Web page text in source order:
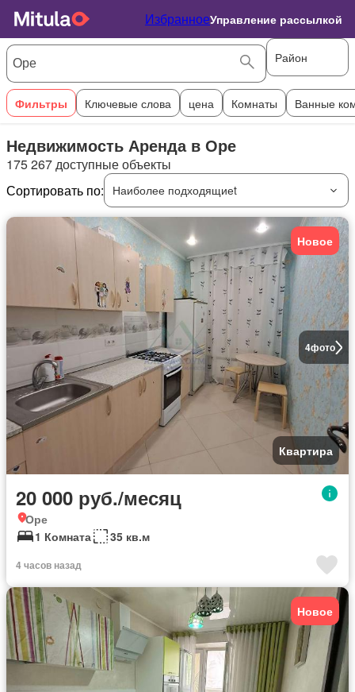
ИзбранноеУправление рассылкой
Район
Фильтры Ключевые слова цена Комнаты Ванные
Недвижимость Аренда в Оре
175 267 доступные объекты
Сортировать по:
Наиболее подходящиеt
4фото
Новое
Квартира
20 000 руб./месяц
Оре
1 Комната
35 кв.м
4 часов назад
Новое